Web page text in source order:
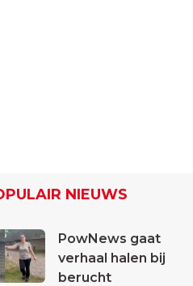
NIEUWS
PowNews gaat
verhaal halen bij
berucht